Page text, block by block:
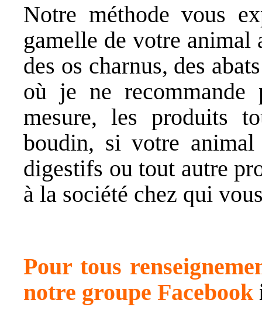
Notre méthode vous
gamelle de votre animal
des os charnus, des
où je ne recommande
mesure, les produits
boudin, si votre
digestifs ou tout autre
à la société chez qui
Pour tous
notre groupe Facebook